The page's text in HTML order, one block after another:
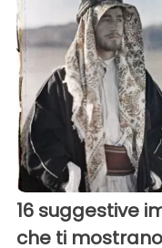
16 suggestive
che ti